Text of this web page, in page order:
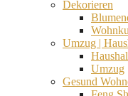
Dekorieren
Umzug |
Umzug
Gesund